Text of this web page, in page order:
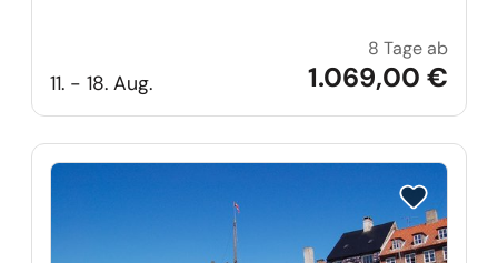
11. - 18. Aug.
8 Tage ab
1.069,00 €
Reise auf